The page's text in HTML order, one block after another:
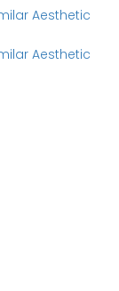
Aesthetic
Aesthetic